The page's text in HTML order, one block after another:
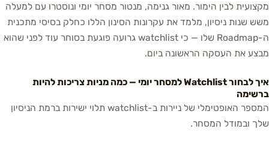
מקצועית לבין הימור. מאור גנימה, מנטור מסחר יומי ונוסטרו עם למעלה
משש שנות ניסיון, מלמד את עקרונות הסינון הללו כחלק בסיסי מתכנית
ה-Roadmap שלו — כי watchlist גרועה פוגעת בסוחר עוד לפני שהוא
מבצע את העסקה הראשונה ביום.
איך לבחור Watchlist למסחר יומי — כמה מניות צריכות להיות
ברשימה
המספר האופטימלי של ניירות ב-watchlist תלוי ישירות ברמת הניסיון
שלך ובמודל המסחר.